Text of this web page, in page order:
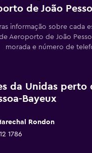
de João
informação sobre cada
Aeroporto de João
morada e número de
da Unidas
Bayeux
Rondon
1786